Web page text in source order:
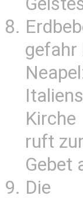
gefahr
Italiens
Kirche
ruft
Gebet
Die